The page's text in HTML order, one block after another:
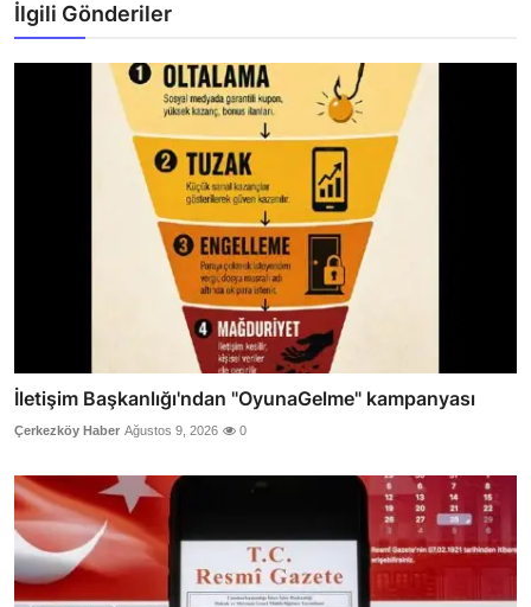
İlgili Gönderiler
İletişim Başkanlığı'ndan "OyunaGelme" kampanyası
Çerkezköy Haber Ağustos 9, 2026 0